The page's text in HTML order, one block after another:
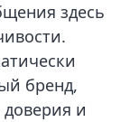
здесь
бренд,
и